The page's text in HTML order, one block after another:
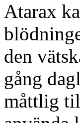
Atarax
den
gång
måttlig